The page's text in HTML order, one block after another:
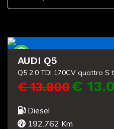
AUDI Q5
Q5 2.0 TDI 170CV quattro S
€ 13.800€
Diesel
192.762 Km